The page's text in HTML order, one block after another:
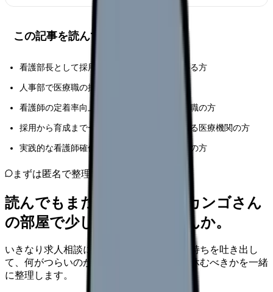
この記事を読んでほしい人
看護部長として採用戦略の立案を担当している方
人事部で医療職の採用に携わっている方
看護師の定着率向上に課題を感じている管理職の方
採用から育成まで一貫した戦略を模索している医療機関の方
実践的な看護師確保対策を探している経営層の方
まずは匿名で整理
読んでもまだ苦しいなら、カンゴさん
の部屋で少し話してみませんか。
いきなり求人相談には進みません。今の気持ちを吐き出し
て、何がつらいのか、辞めるべきか、少し休むべきかを一緒
に整理します。